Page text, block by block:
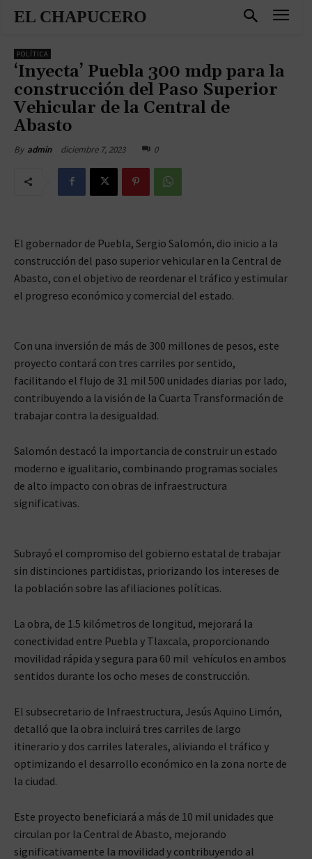
EL CHAPUCERO
POLÍTICA
‘Inyecta’ Puebla 300 mdp para la
construcción del Paso Superior
Vehicular de la Central de
Abasto
By admin diciembre 7, 2023 0
El gobernador de Puebla, Sergio Salomón, dio inicio a la
construcción del paso superior vehicular en la Central de
Abasto, con el objetivo de reordenar el tráfico y estimular
el progreso económico y comercial del estado.
Con una inversión de más de 300 millones de pesos, este
proyecto contará con tres carriles por sentido,
facilitando el flujo de 31 mil 500 unidades diarias por lado,
contribuyendo a la visión de la Cuarta Transformación de
trabajar contra la desigualdad.
Salomón destacó la importancia de construir un estado
moderno e igualitario, combinando programas sociales
de alto impacto con obras de infraestructura
significativas.
Subrayó el compromiso del gobierno estatal de trabajar
sin distinciones partidistas, priorizando los intereses de
la población sobre las afiliaciones políticas.
La obra, de 1.5 kilómetros de longitud, mejorará la
conectividad entre Puebla y Tlaxcala, proporcionando
movilidad rápida y segura para 60 mil vehículos en ambos
sentidos durante los ocho meses de construcción.
El subsecretario de Infraestructura, Jesús Aquino Limón,
detalló que la obra incluirá tres carriles de largo
itinerario y dos carriles laterales, aliviando el tráfico y
optimizando el desarrollo económico en la zona norte de
la ciudad.
Este proyecto beneficiará a más de 10 mil unidades que
circulan por la Central de Abasto, mejorando
significativamente la movilidad y contribuyendo al